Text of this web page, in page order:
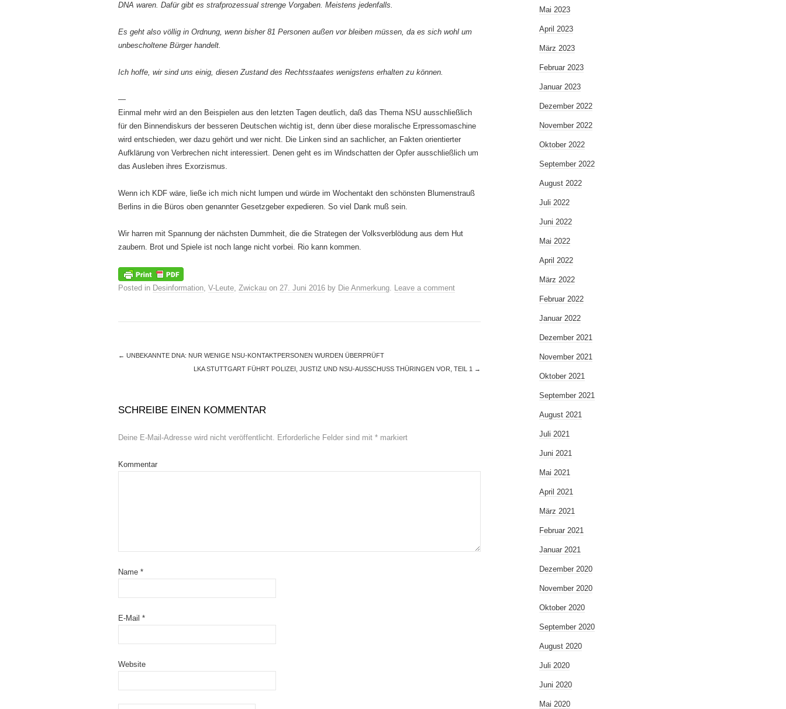
DNA waren. Dafür gibt es strafprozessual strenge Vorgaben. Meistens jedenfalls.
Es geht also völlig in Ordnung, wenn bisher 81 Personen außen vor bleiben müssen, da es sich wohl um
unbescholtene Bürger handelt.
Ich hoffe, wir sind uns einig, diesen Zustand des Rechtsstaates wenigstens erhalten zu können.
—
Einmal mehr wird an den Beispielen aus den letzten Tagen deutlich, daß das Thema NSU ausschließlich
für den Binnendiskurs der besseren Deutschen wichtig ist, denn über diese moralische Erpressomaschine
wird entschieden, wer dazu gehört und wer nicht. Die Linken sind an sachlicher, an Fakten orientierter
Aufklärung von Verbrechen nicht interessiert. Denen geht es im Windschatten der Opfer ausschließlich um
das Ausleben ihres Exorzismus.
Wenn ich KDF wäre, ließe ich mich nicht lumpen und würde im Wochentakt den schönsten Blumenstrauß
Berlins in die Büros oben genannter Gesetzgeber expedieren. So viel Dank muß sein.
Wir harren mit Spannung der nächsten Dummheit, die die Strategen der Volksverblödung aus dem Hut
zaubern. Brot und Spiele ist noch lange nicht vorbei. Rio kann kommen.
Posted in Desinformation, V-Leute, Zwickau on 27. Juni 2016 by Die Anmerkung. Leave a comment
← UNBEKANNTE DNA: NUR WENIGE NSU-KONTAKTPERSONEN WURDEN ÜBERPRÜFT
LKA STUTTGART FÜHRT POLIZEI, JUSTIZ UND NSU-AUSSCHUSS THÜRINGEN VOR, TEIL 1
→
SCHREIBE EINEN KOMMENTAR
Deine E-Mail-Adresse wird nicht veröffentlicht. Erforderliche Felder sind mit * markiert
Kommentar
Name *
E-Mail *
Website
Mai 2023
April 2023
März 2023
Februar 2023
Januar 2023
Dezember 2022
November 2022
Oktober 2022
September 2022
August 2022
Juli 2022
Juni 2022
Mai 2022
April 2022
März 2022
Februar 2022
Januar 2022
Dezember 2021
November 2021
Oktober 2021
September 2021
August 2021
Juli 2021
Juni 2021
Mai 2021
April 2021
März 2021
Februar 2021
Januar 2021
Dezember 2020
November 2020
Oktober 2020
September 2020
August 2020
Juli 2020
Juni 2020
Mai 2020